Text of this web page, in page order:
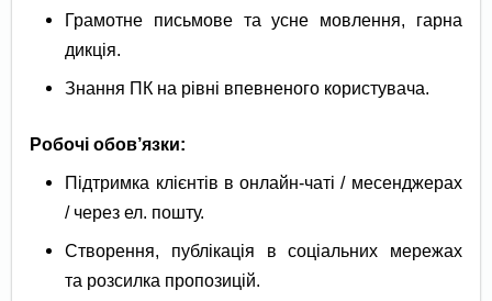
Грамотне письмове та усне мовлення, гарна
дикція.
Знання ПК на рівні впевненого користувача.
Робочі обов’язки:
Підтримка клієнтів в онлайн-чаті / месенджерах
/ через ел. пошту.
Створення, публікація в соціальних мережах
та розсилка пропозицій.